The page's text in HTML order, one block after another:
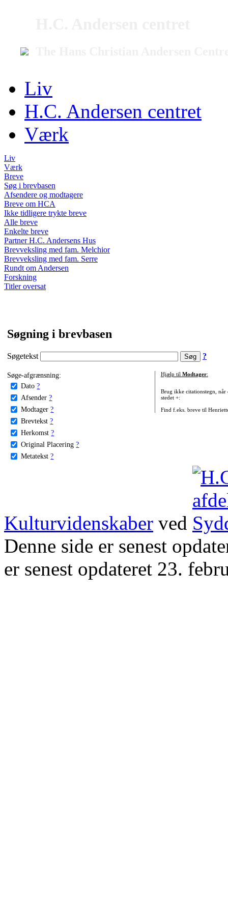
Liv
H.C. Andersen centret
Værk
Liv
Værk
Breve
Søg i brevbasen
Afsendere og modtagere
Breve om HCA
Ikke tidligere trykte breve
Alle breve
Enkelte breve
Partner H.C. Andersens Hus
Brevveksling med fam. Melchior
Brevveksling med fam. Serre
Rundt om Andersen
Forskning
Titler oversat
Søgning i brevbasen
Søgetekst ?
Søge-afgrænsning:
Dato ?
Afsender ?
Modtager ?
Brevtekst ?
Herkomst ?
Original Placering ?
Metatekst ?
Hjælp til Modtager:
Brug ikke citationstegn, når
stedet +:
Find f.eks. breve til
Kulturvidenskaber ved
Denne side er senest
er senest opdateret 23.